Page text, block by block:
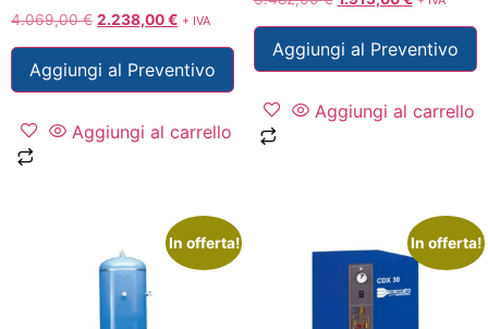
4.069,00€ 2.238,00€ + IVA
Aggiungi al Preventivo
Aggiungi al carrello
Aggiungi al Preventivo
Aggiungi al carrello
In offerta! In offerta!